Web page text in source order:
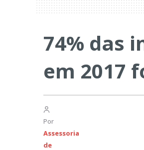
74% das
em 2017
Por
Assessoria
de